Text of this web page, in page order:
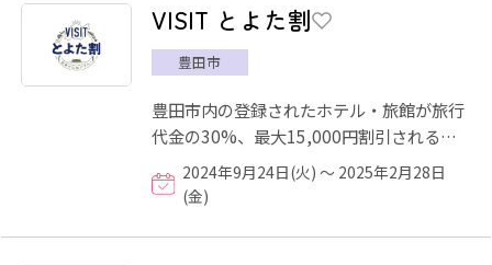
VISIT とよた割
豊田市
豊田市内の登録されたホテル・旅館が旅行
代金の30%、最大15,000円割引されるキ
ャンペーンです。
2024年9月24日(火) ～ 2025年2月28日
(金)